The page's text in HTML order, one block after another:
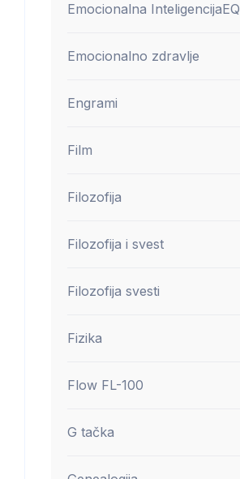
Emocionalna InteligencijaEQ
Emocionalno zdravlje
Engrami
Film
Filozofija
Filozofija i svest
Filozofija svesti
Fizika
Flow FL-100
G tačka